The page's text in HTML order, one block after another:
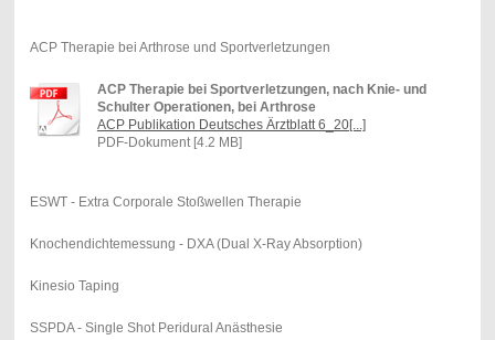
ACP Therapie bei Arthrose und Sportverletzungen
ACP Therapie bei Sportverletzungen, nach Knie- und
Schulter Operationen, bei Arthrose
ACP Publikation Deutsches Ärztblatt 6_20[...]
PDF-Dokument [4.2 MB]
ESWT - Extra Corporale Stoßwellen Therapie
Knochendichtemessung - DXA (Dual X-Ray Absorption)
Kinesio Taping
SSPDA - Single Shot Peridural Anästhesie